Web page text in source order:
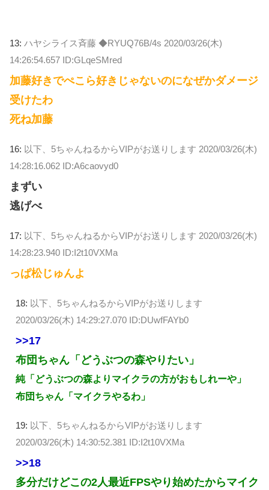
13: ハヤシライス斉藤 ◆RYUQ76B/4s 2020/03/26(木)
14:26:54.657 ID:GLqeSMred
加藤好きでぺこら好きじゃないのになぜかダメージ
受けたわ
死ね加藤
16: 以下、5ちゃんねるからVIPがお送りします 2020/03/26(木)
14:28:16.062 ID:A6caovyd0
まずい
逃げべ
17: 以下、5ちゃんねるからVIPがお送りします 2020/03/26(木)
14:28:23.940 ID:I2t10VXMa
っぱ松じゅんよ
18: 以下、5ちゃんねるからVIPがお送りします
2020/03/26(木) 14:29:27.070 ID:DUwfFAYb0
>>17
布団ちゃん「どうぶつの森やりたい」
純「どうぶつの森よりマイクラの方がおもしれーや」
布団ちゃん「マイクラやるわ」
19: 以下、5ちゃんねるからVIPがお送りします
2020/03/26(木) 14:30:52.381 ID:I2t10VXMa
>>18
多分だけどこの2人最近FPSやり始めたからマイク